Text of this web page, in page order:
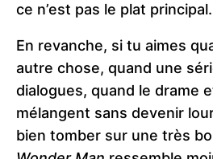
ce n’est pas le plat principal.
En revanche, si tu aimes
autre chose, quand une
dialogues, quand le drame
mélangent sans devenir
bien tomber sur une très